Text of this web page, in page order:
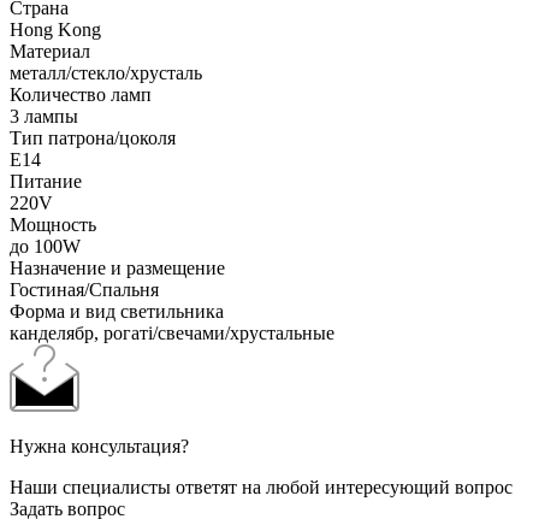
Страна
Hong Kong
Материал
металл/стекло/хрусталь
Количество ламп
3 лампы
Тип патрона/цоколя
E14
Питание
220V
Мощность
до 100W
Назначение и размещение
Гостиная/Спальня
Форма и вид светильника
канделябр, рогаті/свечами/хрустальные
Нужна консультация?
Наши специалисты ответят на любой интересующий вопрос
Задать вопрос